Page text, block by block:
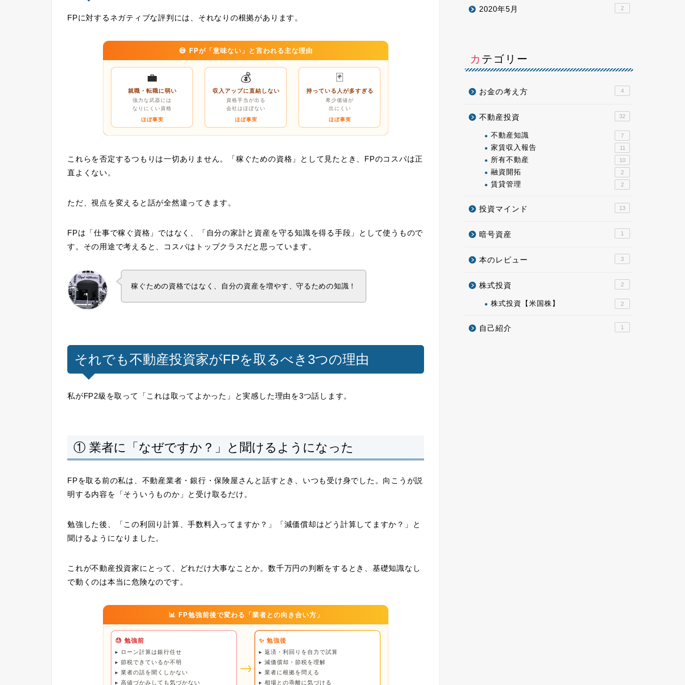
FPに対するネガティブな評判には、それなりの根拠があります。
😅 FPが「意味ない」と言われる主な理由
💼
就職・転職に弱い
強力な武器には
なりにくい資格
ほぼ事実
💰
収入アップに直結しない
資格手当が出る
会社はほぼない
ほぼ事実
🃏
持っている人が多すぎる
希少価値が
出にくい
ほぼ事実
これらを否定するつもりは一切ありません。「稼ぐための資格」として見たとき、FPのコスパは正
直よくない。
ただ、視点を変えると話が全然違ってきます。
FPは「仕事で稼ぐ資格」ではなく、 「自分の家計と資産を守る知識を得る手段」
として使うもので
す。その用途で考えると、コスパはトップクラスだと思っています。
稼ぐための資格ではなく、自分の資産を増やす、守るための知識 ！
それでも不動産投資家がFPを取るべき3つの理由
私がFP2級を取って「これは取ってよかった」と実感した理由を3つ話します。
① 業者に「なぜですか？」と聞けるようになった
FPを取る前の私は、不動産業者・銀行・保険屋さんと話すとき、いつも受け身でした。向こうが説
明する内容を「そういうものか」と受け取るだけ。
勉強した後、 「この利回り計算、手数料入ってますか？」「減価償却はどう計算してますか？」
と
聞けるようになりました。
これが不動産投資家にとって、どれだけ大事なことか。数千万円の判断をするとき、基礎知識なし
で動くのは本当に危険なのです。
📊 FP勉強前後で変わる「業者との向き合い方」
😓 勉強前
▸ ローン計算は銀行任せ
▸ 節税できているか不明
▸ 業者の話を聞くしかない
▸ 高値づかみしても気づかない
→
✨ 勉強後
▸ 返済・利回りを自力で試算
▸ 減価償却・節税を理解
▸ 業者に根拠を問える
▸ 相場との乖離に気づける
2020年5月 2
カテゴリー
お金の考え方 4
不動産投資 32
不動産知識 7
家賃収入報告 11
所有不動産 10
融資開拓 2
賃貸管理 2
投資マインド 13
暗号資産 1
本のレビュー 3
株式投資 2
株式投資【米国株】 2
自己紹介 1